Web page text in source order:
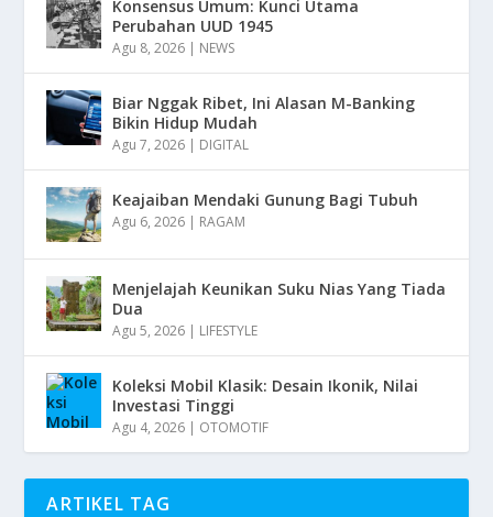
Konsensus Umum: Kunci Utama
Perubahan UUD 1945
Agu 8, 2026 | NEWS
Biar Nggak Ribet, Ini Alasan M-Banking
Bikin Hidup Mudah
Agu 7, 2026 | DIGITAL
Keajaiban Mendaki Gunung Bagi Tubuh
Agu 6, 2026 | RAGAM
Menjelajah Keunikan Suku Nias Yang Tiada
Dua
Agu 5, 2026 | LIFESTYLE
Koleksi Mobil Klasik: Desain Ikonik, Nilai
Investasi Tinggi
Agu 4, 2026 | OTOMOTIF
ARTIKEL TAG